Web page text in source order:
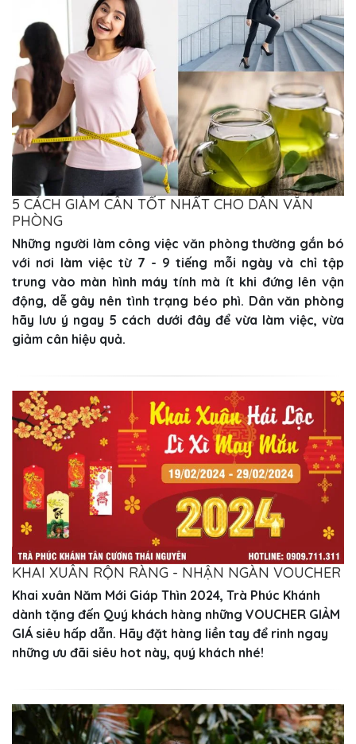
5 CÁCH GIẢM CÂN TỐT NHẤT CHO DÂN VĂN
PHÒNG
Những người làm công việc văn phòng thường gắn bó
với nơi làm việc từ 7 - 9 tiếng mỗi ngày và chỉ tập
trung vào màn hình máy tính mà ít khi đứng lên vận
động, dễ gây nên tình trạng béo phì. Dân văn phòng
hãy lưu ý ngay 5 cách dưới đây để vừa làm việc, vừa
giảm cân hiệu quả.
KHAI XUÂN RỘN RÀNG - NHẬN NGÀN VOUCHER
Khai xuân Năm Mới Giáp Thìn 2024, Trà Phúc Khánh
dành tặng đến Quý khách hàng những VOUCHER GIẢM
GIÁ siêu hấp dẫn. Hãy đặt hàng liền tay để rinh ngay
những ưu đãi siêu hot này, quý khách nhé!